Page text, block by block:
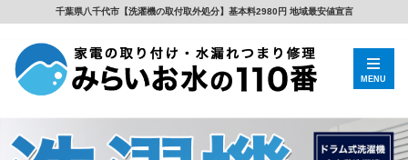
千葉県八千代市【洗濯機の取付取外処分】基本料2980円 地域最安値宣言
MENU